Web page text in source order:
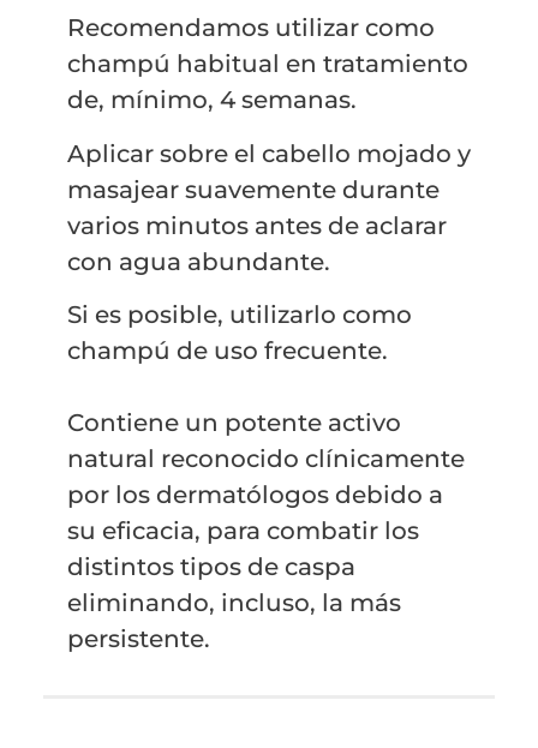
Recomendamos utilizar como
champú habitual en tratamiento
de, mínimo, 4 semanas.
Aplicar sobre el cabello mojado y
masajear suavemente durante
varios minutos antes de aclarar
con agua abundante.
Si es posible, utilizarlo como
champú de uso frecuente.
Contiene un potente activo
natural reconocido clínicamente
por los dermatólogos debido a
su eficacia, para combatir los
distintos tipos de caspa
eliminando, incluso, la más
persistente.